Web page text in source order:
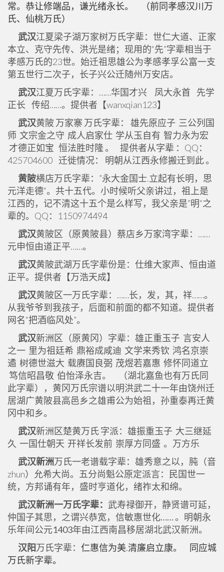
常。恭让修端品，谦光绪永长。 （前同孝感汉川万
氏、仙桃万氏）
武汉江夏梁子湖万家树万氏字辈：世仁大道、正家
本立、克守先传、洪光是绪；现用的“先”字辈相当于
孝感万氏的23世。始迁祖思雄公为孝感孝孚公富一支
第五世行二次子，长子兴公迁随州万安店。
武汉江夏万氏字辈：……华国才兴 凤大永首 先学
正长 传绍……。提供者【wanxqian123】
武汉黄陂 万家寨 万氏字辈： 雄先原应子 三公列国
师 文宗金之守 成人启家仕 学从玉自有 智力永为宏
才德正如宝 恒法胜时隆 。 提供者从字辈 ：QQ：
425704600 迁徙情况： 明朝从江西永修搬迁到此 。
黄陂横店万氏字辈：”永大金国士.立起有长明，思
元洋走德“。共十五代。小时候听父亲讲过，祖上是
江西的，记不清这十五个是么样写，我父亲是”明“之
辈的。QQ：1150974494
武汉黄陂区（原黄陂县）蔡店乡万家湾字辈：……
元申恒由道正平……。
武汉黄陂武湖万氏字辈份是：仕维大家声、恒由道
正平。提供者【万浩天成】
武汉黄陂区一万氏字辈：……长，发，其，祥……。
从我爷爷到我孩子，后面和前面的都不知道。提供者
网名“把酒临风处”。
武汉新洲区（原黄冈）字辈：雄正重玉子 言安人
之一 里为祖廷希 鼎裕成咸迪 文学来秀钦 鸿名京崇
遹 树德世滋大 载赓国良弼 茂煜若嘉惠 修怀同道立
笃信昭昌敬 伯怡泽永吉。 （湖北嘉鱼也有万氏同
此字辈），黄冈万氏宗谱以明洪武二十一年由饶州迁
居湖广黄陂县高邑乡之雄甫公为始祖，孙重泰再迁黄
冈中和乡。
武汉新洲区楚黄万氏 字派：雄振重玉子 大三继延
久 一国仕朝天 开祥长发前 崇厚方同盛 。万方乐
武汉新洲万氏一老谱载字辈：雄秀意之以，肫（音
zhun）允希大尚。五分尚魁公原定派言：民国世一
统，方邦诵有年，盛时亨道化，绪祚太和绵。
武汉新洲一万氏字辈： 武寿禄御开，静贤谱可延，
仲国子其思，之谓兴恭宽，信敏惠世化…… 。明朝永
乐年间公元1403年由江西南昌移居湖北武汉新洲。
汉阳万氏字辈： 仁惠信为美.清廉启立康。 同应城
万氏新字辈。